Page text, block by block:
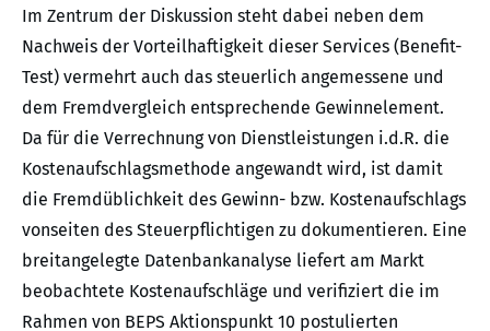
Im Zentrum der Diskussion steht dabei neben dem
Nachweis der Vorteilhaftigkeit dieser Services (Benefit-
Test) vermehrt auch das steuerlich angemessene und
dem Fremdvergleich entsprechende Gewinnelement.
Da für die Verrechnung von Dienstleistungen i.d.R. die
Kostenaufschlagsmethode angewandt wird, ist damit
die Fremdüblichkeit des Gewinn- bzw. Kostenaufschlags
vonseiten des Steuerpflichtigen zu dokumentieren. Eine
breitangelegte Datenbankanalyse liefert am Markt
beobachtete Kostenaufschläge und verifiziert die im
Rahmen von BEPS Aktionspunkt 10 postulierten